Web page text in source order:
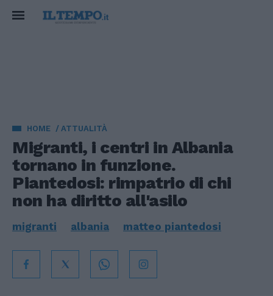
HOME ATTUALITÀ
Migranti, i centri in Albania
tornano in funzione.
Piantedosi: rimpatrio di chi
non ha diritto all'asilo
migranti albania matteo piantedosi